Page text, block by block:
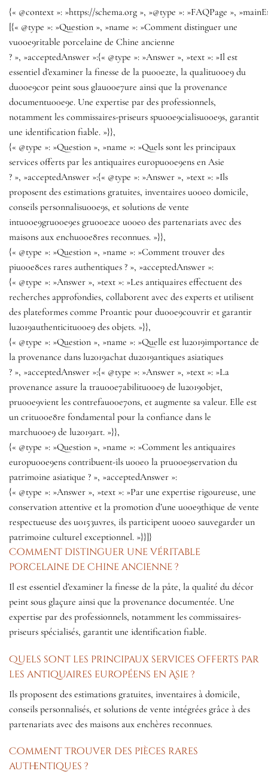
{« @context »: »https://schema.org », »@type »: »FAQPage »,
[{« @type »: »Question », »name »: »Comment distinguer une
vu00e9ritable porcelaine de Chine ancienne
? », »acceptedAnswer »:{« @type »: »Answer », »text »: »Il est
essentiel d’examiner la finesse de la pu00e2te, la qualitu00e9 du
du00e9cor peint sous glau00e7ure ainsi que la provenance
documentu00e9e. Une expertise par des professionnels,
notamment les commissaires-priseurs spu00e9cialisu00e9s, garantit
une identification fiable. »}},
{« @type »: »Question », »name »: »Quels sont les principaux
services offerts par les antiquaires europu00e9ens en Asie
? », »acceptedAnswer »:{« @type »: »Answer », »text »: »Ils
proposent des estimations gratuites, inventaires u00e0 domicile,
conseils personnalisu00e9s, et solutions de vente
intu00e9gru00e9es gru00e2ce u00e0 des partenariats avec des
maisons aux enchu00e8res reconnues. »}},
{« @type »: »Question », »name »: »Comment trouver des
piu00e8ces rares authentiques ? », »acceptedAnswer »:
{« @type »: »Answer », »text »: »Les antiquaires effectuent des
recherches approfondies, collaborent avec des experts et utilisent
des plateformes comme Proantic pour du00e9couvrir et garantir
lu2019authenticitu00e9 des objets. »}},
{« @type »: »Question », »name »: »Quelle est lu2019importance de
la provenance dans lu2019achat du2019antiques asiatiques
? », »acceptedAnswer »:{« @type »: »Answer », »text »: »La
provenance assure la trau00e7abilitu00e9 de lu2019objet,
pru00e9vient les contrefau00e7ons, et augmente sa valeur. Elle est
un critu00e8re fondamental pour la confiance dans le
marchu00e9 de lu2019art. »}},
{« @type »: »Question », »name »: »Comment les antiquaires
europu00e9ens contribuent-ils u00e0 la pru00e9servation du
patrimoine asiatique ? », »acceptedAnswer »:
{« @type »: »Answer », »text »: »Par une expertise rigoureuse, une
conservation attentive et la promotion d’une u00e9thique de vente
respectueuse des u0153uvres, ils participent u00e0 sauvegarder un
patrimoine culturel exceptionnel. »}}]}
Comment distinguer une véritable
porcelaine de Chine ancienne ?
Il est essentiel d’examiner la finesse de la pâte, la qualité du décor
peint sous glaçure ainsi que la provenance documentée. Une
expertise par des professionnels, notamment les commissaires-
priseurs spécialisés, garantit une identification fiable.
Quels sont les principaux services offerts par
les antiquaires européens en Asie ?
Ils proposent des estimations gratuites, inventaires à domicile,
conseils personnalisés, et solutions de vente intégrées grâce à des
partenariats avec des maisons aux enchères reconnues.
Comment trouver des pièces rares
authentiques ?